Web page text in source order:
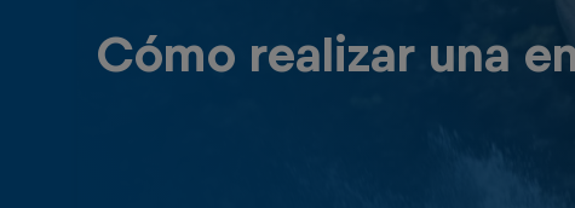
Cómo realizar una